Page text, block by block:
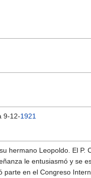
9-12-1921
hermano Leopoldo. El P.
le entusiasmó y se
parte en el Congreso